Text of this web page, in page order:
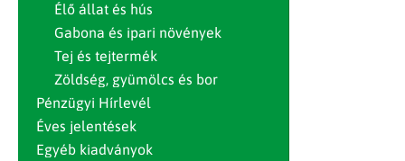
Élő állat és hús
Gabona és ipari növények
Tej és tejtermék
Zöldség, gyümölcs és bor
Pénzügyi Hírlevél
Éves jelentések
Egyéb kiadványok